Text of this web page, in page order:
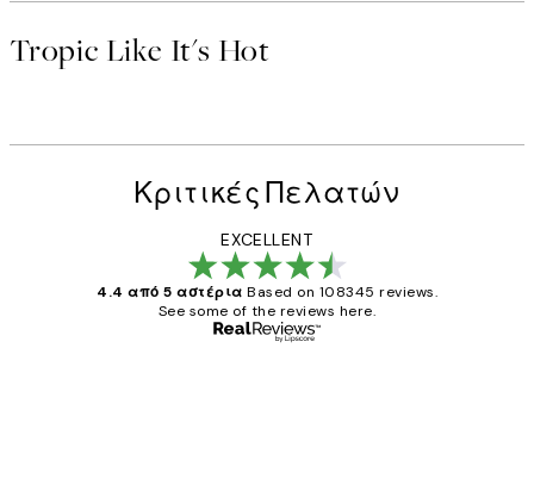
Tropic Like It's Hot
Κριτικές Πελατών
EXCELLENT
4.4 από 5 αστέρια Based on 108345 reviews.
See some of the reviews here.